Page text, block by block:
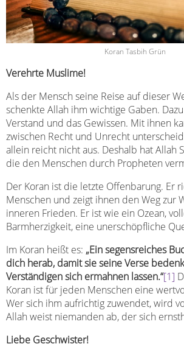
Koran Tasbih Grün
Verehrte Muslime!
Als der Mensch seine Reise auf dieser
schenkte Allah ihm wichtige Gaben.
Verstand und das Gewissen. Mit ihnen
zwischen Recht und Unrecht
allein reicht nicht aus. Deshalb hat Allah
die den Menschen durch Propheten
Der Koran ist die letzte Offenbarung. Er
Menschen und zeigt ihnen den Weg zur
inneren Frieden. Er ist wie ein Ozean,
Barmherzigkeit, eine unerschöpfliche
Im Koran heißt es: „Ein segensreiches
dich herab, damit sie seine Verse
Verständigen sich ermahnen lassen.“[1]
Koran ist für jeden Menschen eine
Wer sich ihm aufrichtig zuwendet, wird
Allah weist niemanden ab, der sich
Liebe Geschwister!